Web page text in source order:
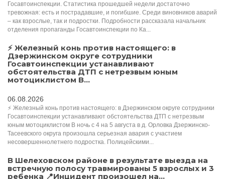
Госавтоинспекции. Статистика прошедшей недели достаточно
тревожная: есть и пострадавшие, и погибшие. Среди виновников аварий
– как взрослые, так и подростки. Подробности рассказала начальник
отделения пропаганды Госавтоинспекции по Ка...
⚡ Железный конь против настоящего: в
Дзержинском округе сотрудники
Госавтоинспекции устанавливают
обстоятельства ДТП с нетрезвым юным
мотоциклистом В...
06.08.2026
⚡ Железный конь против настоящего: в Дзержинском округе сотрудники
Госавтоинспекции устанавливают обстоятельства ДТП с нетрезвым
юным мотоциклистом В ночь с 4 на 5 августа в д. Орловка Дзержинско-
Тасеевского округа произошла серьезная авария с участием
несовершеннолетнего подростка. Полицейскими...
В Шелеховском районе в результате выезда на
встречную полосу травмированы 5 взрослых и 3
ребенка 📍Инцидент произошел на...